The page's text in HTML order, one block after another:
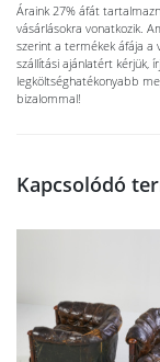
Áraink 27% áfát
vásárlásokra vonatkozik.
szerint a termékek áfája a
szállítási ajánlatért kérjük,
legköltséghatékonyabb
bizalommal!
Kapcsolódó